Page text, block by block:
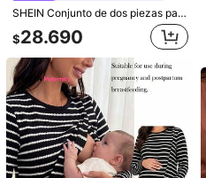
SHEIN Conjunto de dos piezas para maternidad: Top de manga larga a rayas marrones y pantalones – Apto para la lactancia – Estilo casual de otoño
$28.690